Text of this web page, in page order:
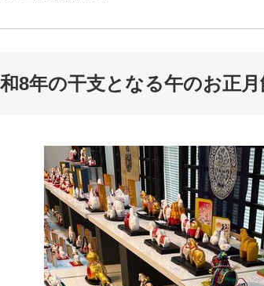
和8年の干支となる午のお正